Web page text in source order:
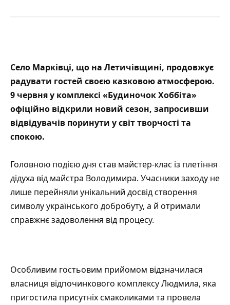
Село Марківці, що на Летичівщині, продовжує
радувати гостей своєю казковою атмосферою.
9 червня у комплексі «Будиночок Хоббіта»
офіційно відкрили новий сезон, запросивши
відвідувачів поринути у світ творчості та
спокою.
Головною подією дня став майстер-клас із плетіння
дідуха від майстра Володимира. Учасники заходу не
лише перейняли унікальний досвід створення
символу українського добробуту, а й отримали
справжнє задоволення від процесу.
Особливим гостьовим прийомом відзначилася
власниця відпочинкового комплексу Людмила, яка
пригостила присутніх смаколиками та провела